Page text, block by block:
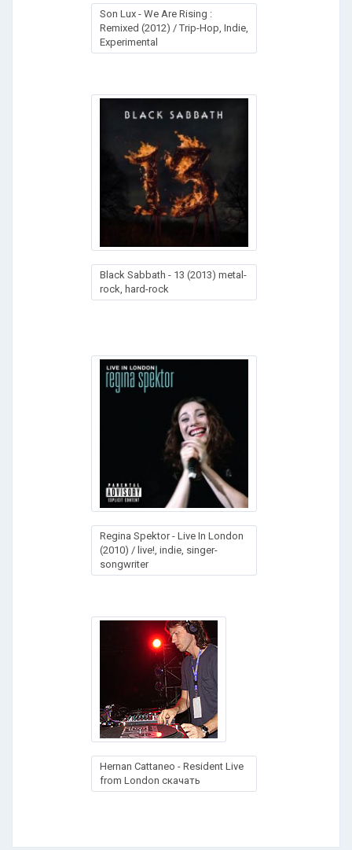
Son Lux - We Are Rising :
Remixed (2012) / Trip-Hop, Indie,
Experimental
Black Sabbath - 13 (2013) metal-
rock, hard-rock
Regina Spektor - Live In London
(2010) / live!, indie, singer-
songwriter
Hernan Cattaneo - Resident Live
from London скачать